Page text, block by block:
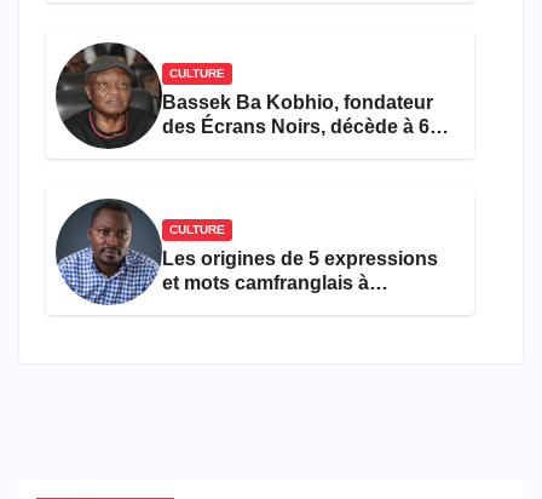
CULTURE
Bassek Ba Kobhio, fondateur
des Écrans Noirs, décède à 69
CULTURE
Les origines de 5 expressions
et mots camfranglais à